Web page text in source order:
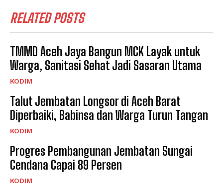
RELATED POSTS
TMMD Aceh Jaya Bangun MCK Layak untuk
Warga, Sanitasi Sehat Jadi Sasaran Utama
KODIM
Talut Jembatan Longsor di Aceh Barat
Diperbaiki, Babinsa dan Warga Turun Tangan
KODIM
Progres Pembangunan Jembatan Sungai
Cendana Capai 89 Persen
KODIM